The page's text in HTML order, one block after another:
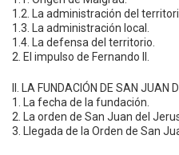
1.2. La administración del
1.3. La administración local.
1.4. La defensa del territorio.
2. El impulso de Fernando II.
II. LA FUNDACIÓN DE SAN JUAN
1. La fecha de la fundación.
2. La orden de San Juan del
3. Llegada de la Orden de San